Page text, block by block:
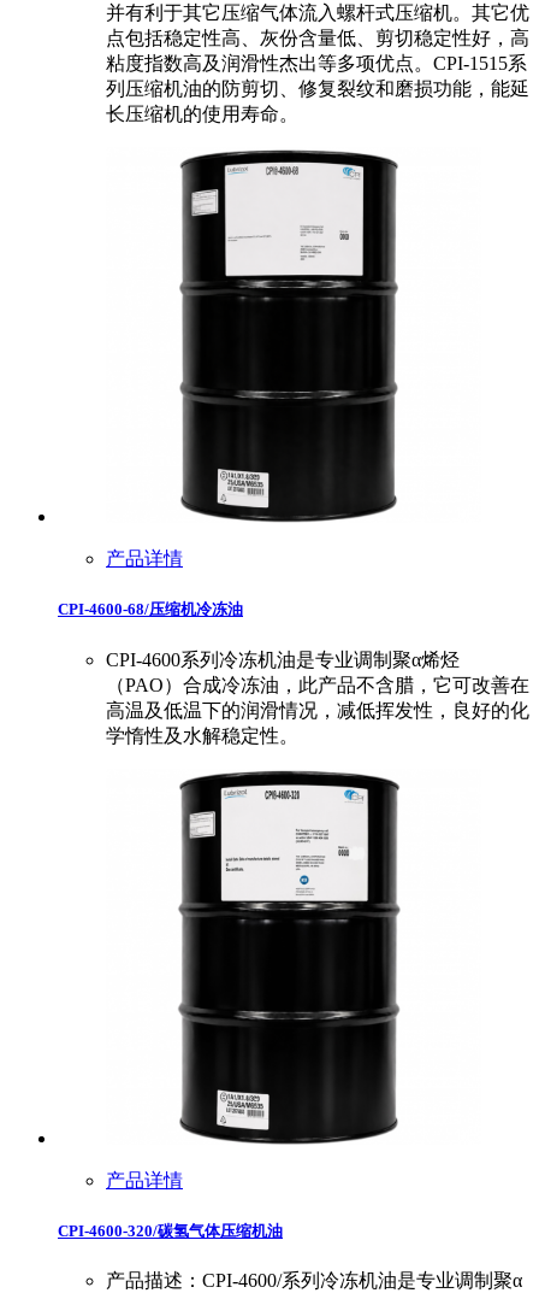
并有利于其它压缩气体流入螺杆式压缩机。其它优
点包括稳定性高、灰份含量低、剪切稳定性好，高
粘度指数高及润滑性杰出等多项优点。CPI-1515系
列压缩机油的防剪切、修复裂纹和磨损功能，能延
长压缩机的使用寿命。
产品详情
CPI-4600-68/压缩机冷冻油
CPI-4600系列冷冻机油是专业调制聚α烯烃
（PAO）合成冷冻油，此产品不含腊，它可改善在
高温及低温下的润滑情况，减低挥发性，良好的化
学惰性及水解稳定性。
产品详情
CPI-4600-320/碳氢气体压缩机油
产品描述：CPI-4600/系列冷冻机油是专业调制聚α